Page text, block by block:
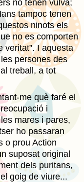
no tenen vulva;
tampoc tenen
ninots els
no es comporten
veritat”. I aquesta
persones des
treball, a tot
me què faré el
i
mares i pares,
ho passaran
o prou Action
suposat original
dels puritans,
goig de viure...